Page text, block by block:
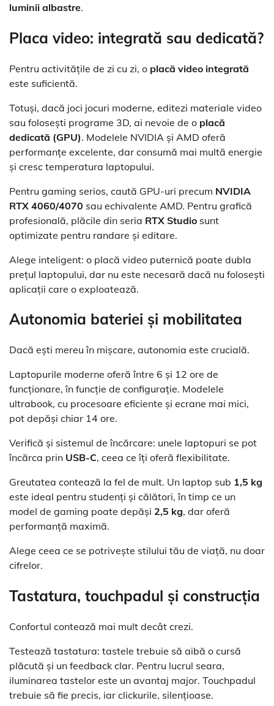
luminii albastre.
Placa video: integrată sau dedicată?
Pentru activitățile de zi cu zi, o placă video integrată
este suficientă.
Totuși, dacă joci jocuri moderne, editezi materiale video
sau folosești programe 3D, ai nevoie de o placă
dedicată (GPU). Modelele NVIDIA și AMD oferă
performanțe excelente, dar consumă mai multă energie
și cresc temperatura laptopului.
Pentru gaming serios, caută GPU-uri precum NVIDIA
RTX 4060/4070 sau echivalente AMD. Pentru grafică
profesională, plăcile din seria RTX Studio sunt
optimizate pentru randare și editare.
Alege inteligent: o placă video puternică poate dubla
prețul laptopului, dar nu este necesară dacă nu folosești
aplicații care o exploatează.
Autonomia bateriei și mobilitatea
Dacă ești mereu în mișcare, autonomia este crucială.
Laptopurile moderne oferă între 6 și 12 ore de
funcționare, în funcție de configurație. Modelele
ultrabook, cu procesoare eficiente și ecrane mai mici,
pot depăși chiar 14 ore.
Verifică și sistemul de încărcare: unele laptopuri se pot
încărca prin USB-C, ceea ce îți oferă flexibilitate.
Greutatea contează la fel de mult. Un laptop sub 1,5 kg
este ideal pentru studenți și călători, în timp ce un
model de gaming poate depăși 2,5 kg, dar oferă
performanță maximă.
Alege ceea ce se potrivește stilului tău de viață, nu doar
cifrelor.
Tastatura, touchpadul și construcția
Confortul contează mai mult decât crezi.
Testează tastatura: tastele trebuie să aibă o cursă
plăcută și un feedback clar. Pentru lucrul seara,
iluminarea tastelor este un avantaj major. Touchpadul
trebuie să fie precis, iar clickurile, silențioase.